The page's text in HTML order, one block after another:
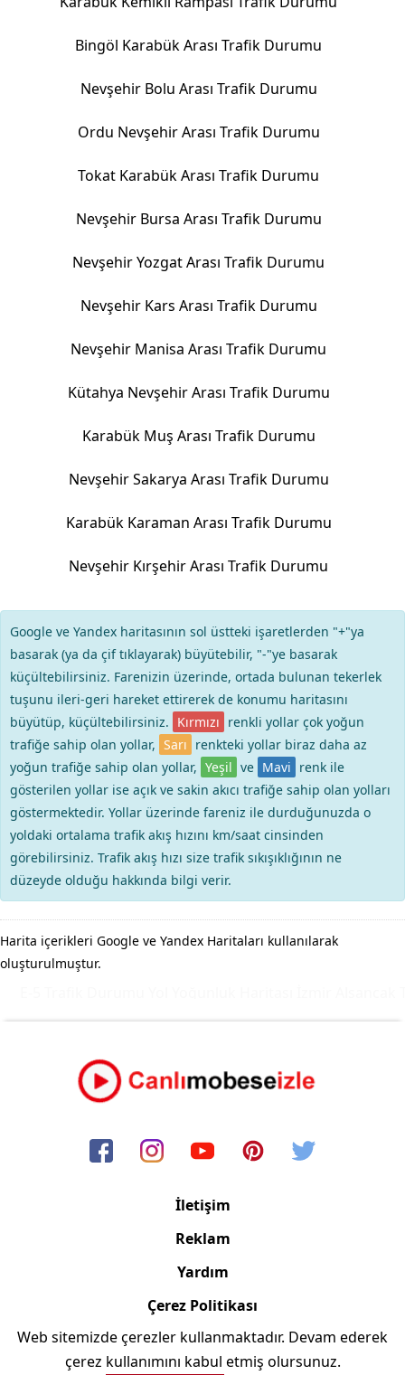
Bingöl Karabük Arası Trafik Durumu
Nevşehir Bolu Arası Trafik Durumu
Ordu Nevşehir Arası Trafik Durumu
Tokat Karabük Arası Trafik Durumu
Nevşehir Bursa Arası Trafik Durumu
Nevşehir Yozgat Arası Trafik Durumu
Nevşehir Kars Arası Trafik Durumu
Nevşehir Manisa Arası Trafik Durumu
Kütahya Nevşehir Arası Trafik Durumu
Karabük Muş Arası Trafik Durumu
Nevşehir Sakarya Arası Trafik Durumu
Karabük Karaman Arası Trafik Durumu
Nevşehir Kırşehir Arası Trafik Durumu
Google ve Yandex haritasının sol üstteki işaretlerden "+"ya
basarak (ya da çif tıklayarak) büyütebilir, "-"ye basarak
küçültebilirsiniz. Farenizin üzerinde, ortada bulunan tekerlek
tuşunu ileri-geri hareket ettirerek de konumu haritasını
büyütüp, küçültebilirsiniz. Kırmızı renkli yollar çok yoğun
trafiğe sahip olan yollar, Sarı renkteki yollar biraz daha az
yoğun trafiğe sahip olan yollar, Yeşil ve Mavi renk ile
gösterilen yollar ise açık ve sakin akıcı trafiğe sahip olan yolları
göstermektedir. Yollar üzerinde fareniz ile durduğunuzda o
yoldaki ortalama trafik akış hızını km/saat cinsinden
görebilirsiniz. Trafik akış hızı size trafik sıkışıklığının ne
düzeyde olduğu hakkında bilgi verir.
Harita içerikleri Google ve Yandex Haritaları kullanılarak
oluşturulmuştur.
İletişim
Reklam
Yardım
Çerez Politikası
Copyright © 2006/2024 Canlimobeseizle.com
Web sitemizde çerezler kullanmaktadır. Devam ederek
çerez kullanımını kabul etmiş olursunuz.